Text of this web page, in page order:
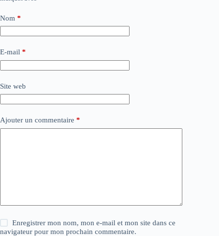
Nom *
E-mail *
Site web
Ajouter un commentaire *
Enregistrer mon nom, mon e-mail et mon site dans ce
navigateur pour mon prochain commentaire.